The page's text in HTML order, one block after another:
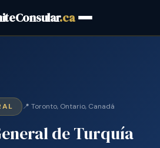
.ca
📍 Toronto, Ontario, Canadá
de Turquía